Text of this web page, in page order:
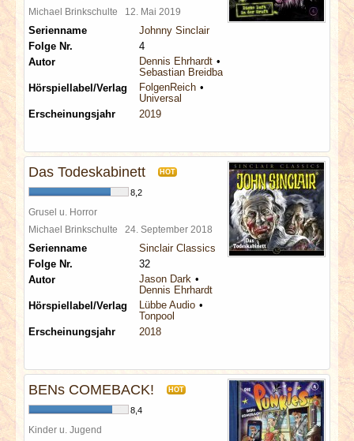
Michael Brinkschulte 12. Mai 2019
Serienname
Johnny Sinclair
Folge Nr.
4
Autor
Dennis Ehrhardt
Sebastian Breidbach
Hörspiellabel/Verlag
FolgenReich
Universal
Erscheinungsjahr
2019
Das Todeskabinett HOT
8,2
Grusel u. Horror
Michael Brinkschulte 24. September 2018
Serienname
Sinclair Classics
Folge Nr.
32
Autor
Jason Dark
Dennis Ehrhardt
Hörspiellabel/Verlag
Lübbe Audio
Tonpool
Erscheinungsjahr
2018
BENs COMEBACK! HOT
8,4
Kinder u. Jugend